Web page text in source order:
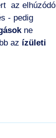
az elhúzódó
- pedig
ne
az ízületi